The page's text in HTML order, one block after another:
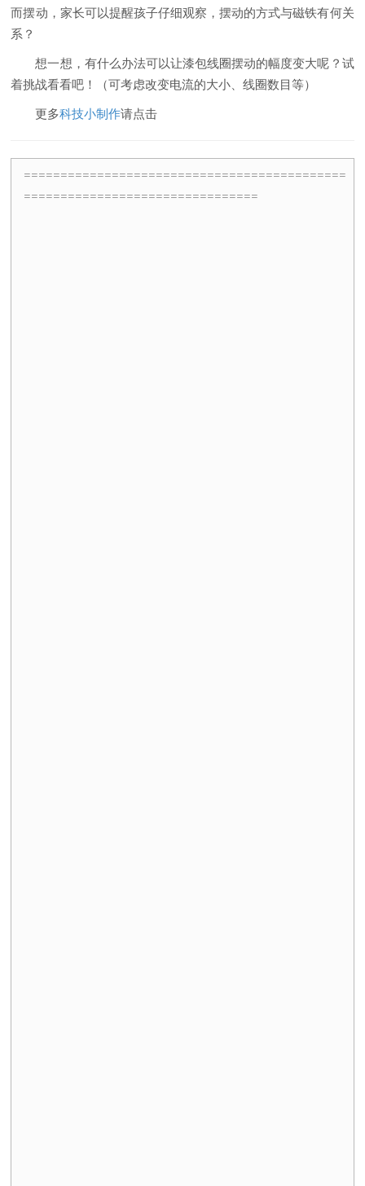
而摆动，家长可以提醒孩子仔细观察，摆动的方式与磁铁有何关
系？
想一想，有什么办法可以让漆包线圈摆动的幅度变大呢？试
着挑战看看吧！（可考虑改变电流的大小、线圈数目等）
更多科技小制作请点击
============================================
================================